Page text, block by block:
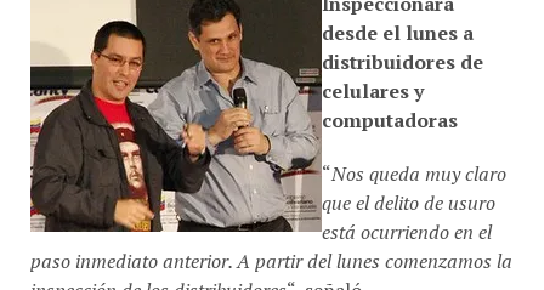
desde el lunes a
distribuidores de
celulares y
computadoras
que el delito de usuro
está ocurriendo en el
paso inmediato anterior. A partir del lunes comenzamos la
inspección de los distribuidores“, señaló.